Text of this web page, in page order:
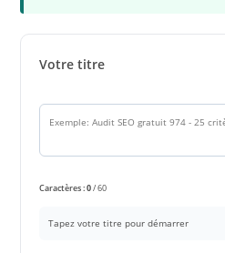
Votre titre
Caractères :0/ 60
Tapez votre titre pour démarrer